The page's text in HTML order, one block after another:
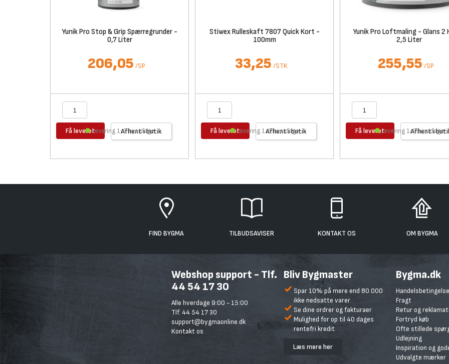
Yunik Pro Stop & Grip Spærregrunder -
0,7 Liter
206,05 /SP
Få leveret Afhent i butik
Levering 1-2 hverdage
Stiwex Rulleskaft 7807 Quick Kort -
100mm
33,25 /STK
Få leveret Afhent i butik
Levering 1-2 hverdage
Yunik Pro Loftmaling - Glans 2
2,5 Liter
255,55 /SP
Få leveret Afhent i
Levering 1-2 hverdage
FIND BYGMA TILBUDSAVISER KONTAKT OS OM BYGMA
Webshop support - Tlf.
44 54 17 30
Alle hverdage 9:00 - 15:00
Tlf. 44 54 17 30
support@bygmaonline.dk
Kontakt os
Bliv Bygmaster
Spar 10% på mere end 80.000
ikke nedsatte varer
Se dine ordrer og fakturaer
Mulighed for op til 40 dages
rentefri kredit
Læs mere her
Bygma.dk
Fragt
Retur og
Fortryd køb
Ofte stillede
Udlejning
Inspiration og
Udvalgte mærker